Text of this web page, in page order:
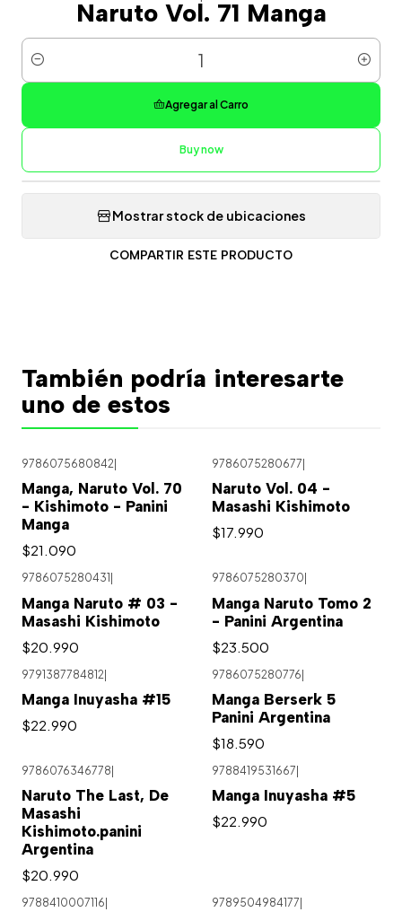
Naruto Vol. 71 Manga
Cantidad
Agregar al Carro
Buy now
Mostrar stock de ubicaciones
COMPARTIR ESTE PRODUCTO
También podría interesarte
uno de estos
9786075680842
Manga, Naruto Vol. 70
- Kishimoto - Panini
Manga
$21.090
9786075280677
Naruto Vol. 04 -
Masashi Kishimoto
$17.990
9786075280431
Manga Naruto # 03 -
Masashi Kishimoto
$20.990
9786075280370
Manga Naruto Tomo 2
- Panini Argentina
$23.500
9791387784812|
Manga Inuyasha #15
$22.990
9786075280776|
Manga Berserk 5
Panini Argentina
$18.590
9786076346778
Naruto The Last, De
Masashi
Kishimoto.panini
Argentina
$20.990
9788419531667
Manga Inuyasha #5
$22.990
9788410007116 9789504984177